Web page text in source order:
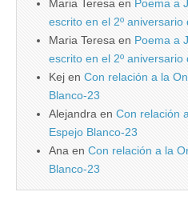
Maria Teresa en Poema a
escrito en el 2º aniversario
Maria Teresa en Poema a
escrito en el 2º aniversario
Kej en Con relación a la
Blanco-23
Alejandra en Con relación
Espejo Blanco-23
Ana en Con relación a la
Blanco-23